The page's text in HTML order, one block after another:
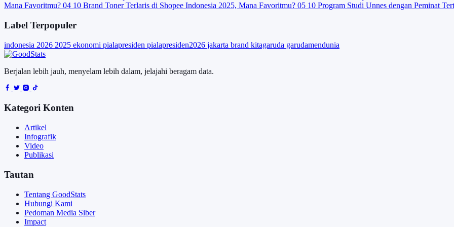
Mana Favoritmu? 04 10 Brand Toner Terlaris di Shopee Indonesia 2025, Mana Favoritmu? 05 10 Program Studi Unnes dengan Peminat
Label Terpopuler
indonesia 2026 2025 ekonomi pialapresiden pialapresiden2026 jakarta brand kitagaruda garudamendunia
Berjalan lebih jauh, menyelam lebih dalam, jelajahi beragam data.
Kategori Konten
Artikel
Infografik
Video
Publikasi
Tautan
Tentang GoodStats
Hubungi Kami
Pedoman Media Siber
Impact